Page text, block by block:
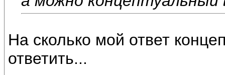
На сколько мой ответ
ответить...